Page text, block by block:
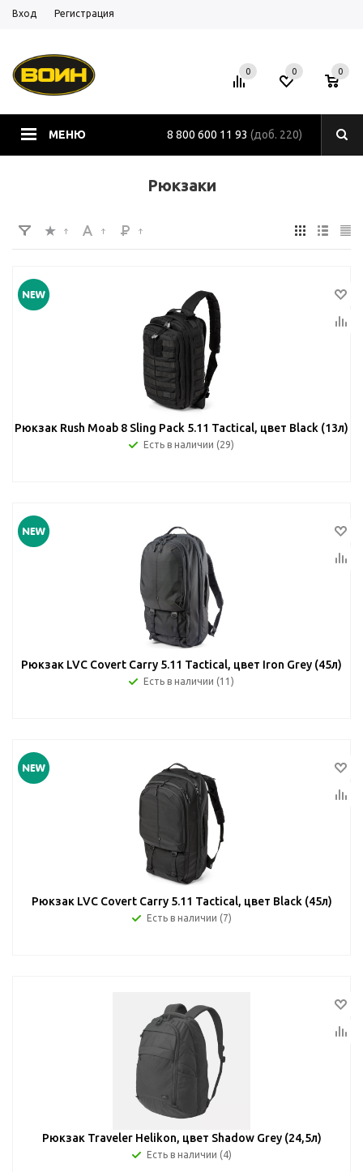
Вход Регистрация
МЕНЮ 8 800 600 11 93 (доб. 220)
0 0 0
Рюкзаки
Рюкзак Rush Moab 8 Sling Pack 5.11 Tactical, цвет Black (13л)
Есть в наличии (29)
Рюкзак LVC Covert Carry 5.11 Tactical, цвет Iron Grey (45л)
Есть в наличии (11)
Рюкзак LVC Covert Carry 5.11 Tactical, цвет Black (45л)
Есть в наличии (7)
Рюкзак Traveler Helikon, цвет Shadow Grey (24,5л)
Есть в наличии (4)